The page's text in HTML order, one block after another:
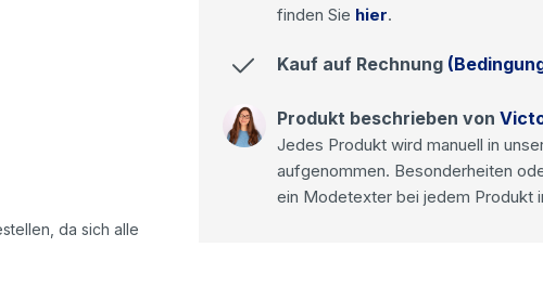
da sich alle
finden Sie hier.
Kauf auf Rechnung
Produkt beschrieben von
Jedes Produkt wird manuell in
aufgenommen. Besonderheiten
ein Modetexter bei jedem Produkt